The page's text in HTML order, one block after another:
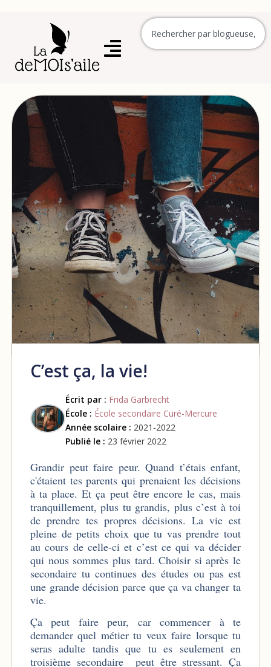
C’est ça, la vie!
Écrit par : Frida Garbrecht
École : École secondaire Curé-Mercure
Année scolaire : 2021-2022
Publié le : 23 février 2022
Grandir peut faire peur. Quand t’étais enfant,
c'étaient tes parents qui prenaient les décisions
à ta place. Et ça peut être encore le cas, mais
tranquillement, plus tu grandis, plus c’est à toi
de prendre tes propres décisions. La vie est
pleine de petits choix que tu vas prendre tout
au cours de celle-ci et c’est ce qui va décider
qui nous sommes plus tard. Choisir si après le
secondaire tu continues des études ou pas est
une grande décision parce que ça va changer ta
vie.
Ça peut faire peur, car commencer à te
demander quel métier tu veux faire lorsque tu
seras adulte tandis que tu es seulement en
troisième secondaire peut être stressant. Ça